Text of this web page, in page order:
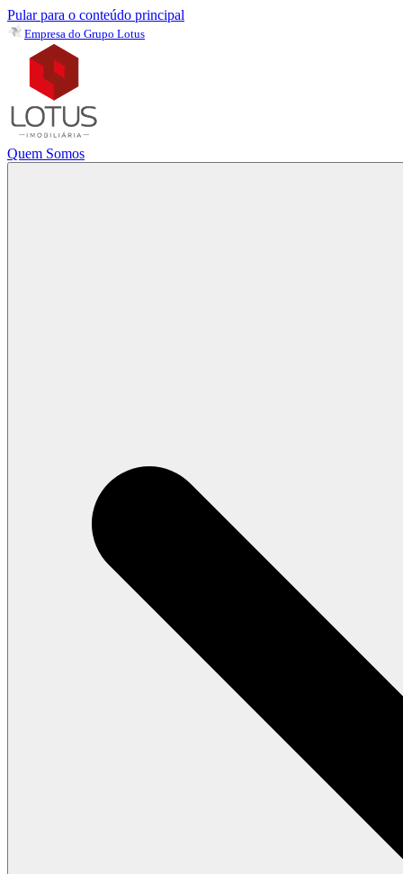
Pular para o conteúdo principal
Empresa do Grupo Lotus
Quem Somos